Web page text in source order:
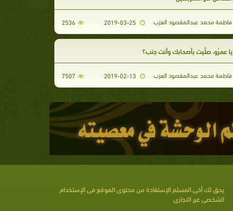
فاطمة محمد عبدالمقصود العزب 2019-03-25
2536
يا عمرُو، صلَّيت بأصحابك وأنت جنب؟
فاطمة محمد عبدالمقصود العزب 2019-02-13
7507
يحق لك أخى المسلم الإستفادة من محتوى الموقع فى الإستخدام
الشخصى غير التجارى